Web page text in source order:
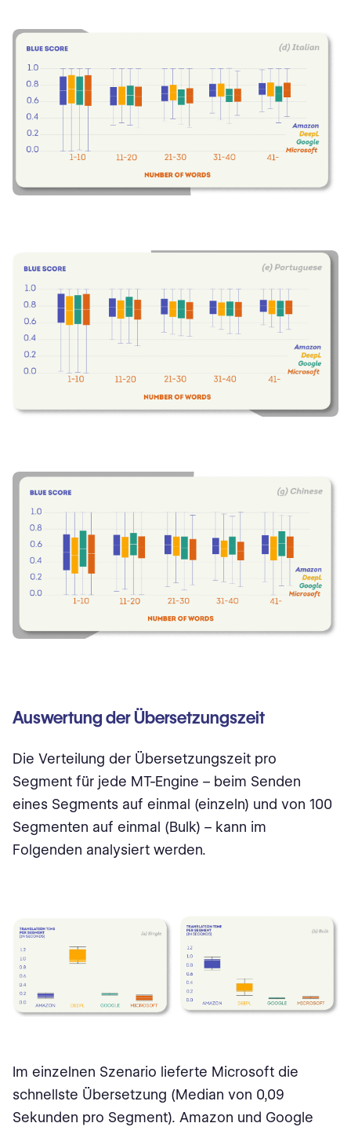
Auswertung der Übersetzungszeit
Die Verteilung der Übersetzungszeit pro
Segment für jede MT-Engine – beim Senden
eines Segments auf einmal (einzeln) und von 100
Segmenten auf einmal (Bulk) – kann im
Folgenden analysiert werden.
Im einzelnen Szenario lieferte Microsoft die
schnellste Übersetzung (Median von 0,09
Sekunden pro Segment). Amazon und Google